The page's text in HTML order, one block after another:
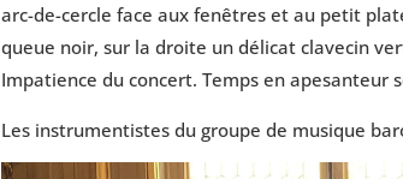
arc-de-cercle face aux fenêtres et au petit
queue noir, sur la droite un délicat clavecin
Impatience du concert. Temps en apesanteur
Les instrumentistes du groupe de musique